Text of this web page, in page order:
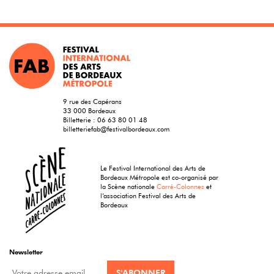
9 rue des Capérans
33 000 Bordeaux
Billetterie : 06 63 80 01 48
billetteriefab@festivalbordeaux.com
Le Festival International des Arts de
Bordeaux Métropole est co-organisé par
la Scène nationaleCarré-Colonnes et
l’association Festival des Arts de
Bordeaux
Newsletter